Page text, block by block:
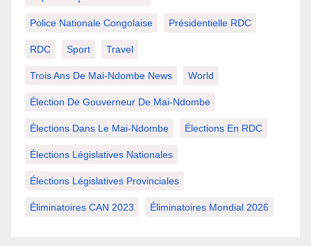
Police Nationale Congolaise Présidentielle RDC
RDC Sport Travel
Trois Ans De Mai-Ndombe News World
Élection De Gouverneur De Mai-Ndombe
Élections Dans Le Mai-Ndombe Élections En RDC
Élections Législatives Nationales
Élections Législatives Provinciales
Éliminatoires CAN 2023 Éliminatoires Mondial 2026